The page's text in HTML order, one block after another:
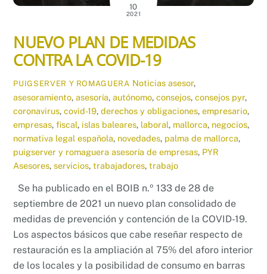
10
2021
NUEVO PLAN DE MEDIDAS
CONTRA LA COVID-19
PUIGSERVER Y ROMAGUERA Noticias asesor,
asesoramiento,asesoría,autónomo,consejos,consejos pyr,
coronavirus,covid-19,derechos y obligaciones,empresario,
empresas,fiscal, islas baleares, laboral, mallorca, negocios,
normativa legal española, novedades, palma de mallorca,
puigserver y romaguera asesoría de empresas, PYR
Asesores,servicios,trabajadores,trabajo
Se ha publicado en el BOIB n.º 133 de 28 de
septiembre de 2021 un nuevo plan consolidado de
medidas de prevención y contención de la COVID-19.
Los aspectos básicos que cabe reseñar respecto de
restauración es la ampliación al 75% del aforo interior
de los locales y la posibilidad de consumo en barras